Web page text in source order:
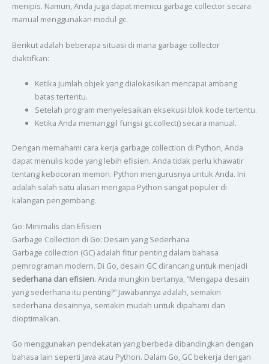
menipis. Namun, Anda juga dapat memicu garbage collector secara
manual menggunakan modul gc.
Berikut adalah beberapa situasi di mana garbage collector
diaktifkan:
Ketika jumlah objek yang dialokasikan mencapai ambang
batas tertentu.
Setelah program menyelesaikan eksekusi blok kode tertentu.
Ketika Anda memanggil fungsi gc.collect() secara manual.
Dengan memahami cara kerja garbage collection di Python, Anda
dapat menulis kode yang lebih efisien. Anda tidak perlu khawatir
tentang kebocoran memori. Python mengurusnya untuk Anda. Ini
adalah salah satu alasan mengapa Python sangat populer di
kalangan pengembang.
Go: Minimalis dan Efisien
Garbage Collection di Go: Desain yang Sederhana
Garbage collection (GC) adalah fitur penting dalam bahasa
pemrograman modern. Di Go, desain GC dirancang untuk menjadi
sederhana dan efisien. Anda mungkin bertanya, “Mengapa desain
yang sederhana itu penting?” Jawabannya adalah, semakin
sederhana desainnya, semakin mudah untuk dipahami dan
dioptimalkan.
Go menggunakan pendekatan yang berbeda dibandingkan dengan
bahasa lain seperti Java atau Python. Dalam Go, GC bekerja dengan